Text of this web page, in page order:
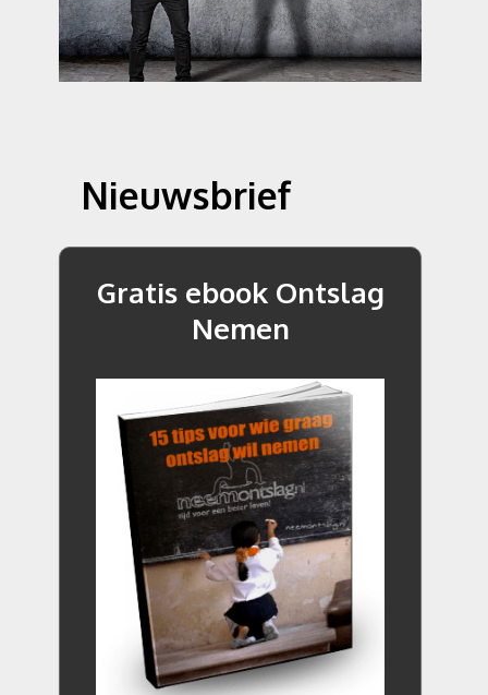
Nieuwsbrief
Gratis ebook Ontslag
Nemen